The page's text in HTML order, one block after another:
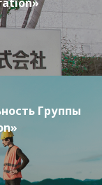
Группы